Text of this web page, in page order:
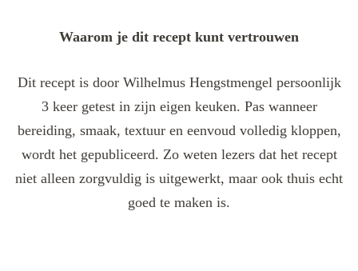
Waarom je dit recept kunt vertrouwen
Dit recept is door Wilhelmus Hengstmengel persoonlijk
3 keer getest in zijn eigen keuken. Pas wanneer
bereiding, smaak, textuur en eenvoud volledig kloppen,
wordt het gepubliceerd. Zo weten lezers dat het recept
niet alleen zorgvuldig is uitgewerkt, maar ook thuis echt
goed te maken is.